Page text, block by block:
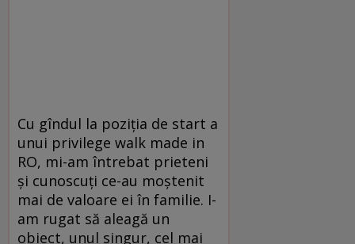
Cu gîndul la poziția de start a
unui privilege walk made in
RO, mi-am întrebat prieteni
și cunoscuți ce-au moștenit
mai de valoare ei în familie. I-
am rugat să aleagă un
obiect, unul singur, cel mai